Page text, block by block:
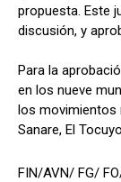
propuesta. Este
discusión, y
Para la
en los nueve
los movimientos
Sanare, El
FIN/AVN/ FG/